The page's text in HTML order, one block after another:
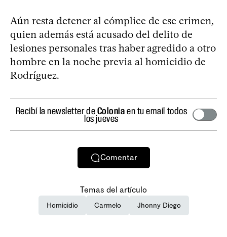
Aún resta detener al cómplice de ese crimen,
quien además está acusado del delito de
lesiones personales tras haber agredido a otro
hombre en la noche previa al homicidio de
Rodríguez.
Recibí la newsletter deColoniaen tu email todos
los jueves
Comentar
Temas del artículo
Homicidio Carmelo Jhonny Diego